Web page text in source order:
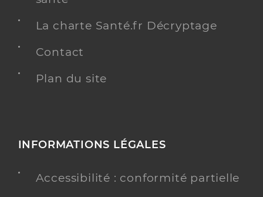
La charte Santé.fr Décryptage
Contact
Plan du site
INFORMATIONS LÉGALES
Accessibilité : conformité partielle